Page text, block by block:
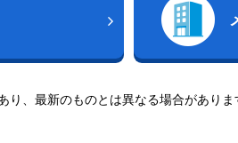
、最新のものとは異なる場合がありま